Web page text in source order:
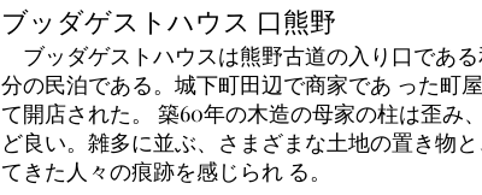
ブッダゲストハウス 口熊野
ブッダゲストハウスは熊野古道の入り口であ
分の民泊である。城下町田辺で商家であ った町
て開店された。 築60年の木造の母家の柱は歪み
ど良い。雑多に並ぶ、さまざまな土地の置き物
てきた人々の痕跡を感じられ る。